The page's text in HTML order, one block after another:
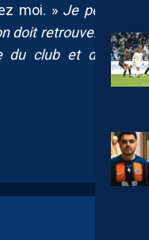
moi. »Je pense
doit retrouver ; ça
du club et de la